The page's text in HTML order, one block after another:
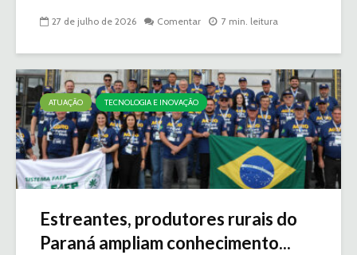
27 de julho de 2026 Comentar 7 min. leitura
ATUAÇÃO TECNOLOGIA E INOVAÇÃO
Estreantes, produtores rurais do
Paraná ampliam conhecimento...